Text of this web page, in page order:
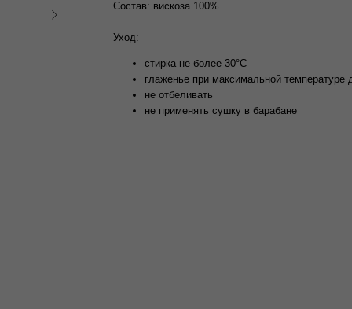
Состав: вискоза 100%
Уход:
стирка не более 30°C
глаженье при максимальной температуре
не отбеливать
не применять сушку в барабане